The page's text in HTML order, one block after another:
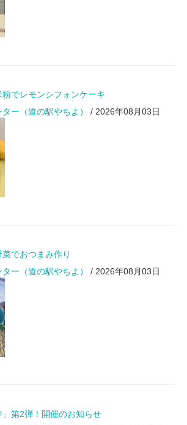
でレモンシフォンケーキ
ー（道の駅やちよ）
/ 2026年08月03日
でおつまみ作り
ー（道の駅やちよ）
/ 2026年08月03日
」第2弾！開催のお知らせ